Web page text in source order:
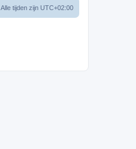
Alle tijden zijn UTC+02:00